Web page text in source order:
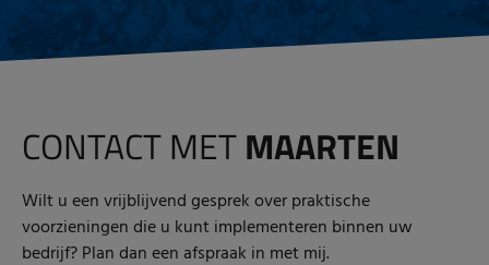
CONTACT METMAARTEN
Wilt u een vrijblijvend gesprek over praktische
voorzieningen die u kunt implementeren binnen uw
bedrijf? Plan dan een afspraak in met mij.